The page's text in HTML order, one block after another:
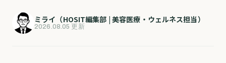
ミライ（HOSIT編集部 | 美容医療・ウェルネス担当）
2026.08.05 更新